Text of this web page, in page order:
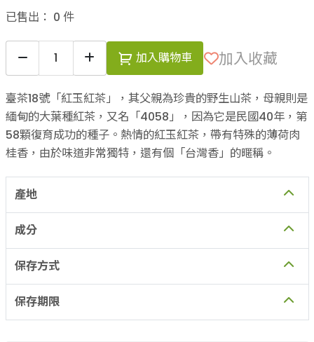
已售出： 0 件
加入購物車 加入收藏
臺茶18號「紅玉紅茶」，其父親為珍貴的野生山茶，母親則是
緬甸的大葉種紅茶，又名「4058」，因為它是民國40年，第
58顆復育成功的種子。熱情的紅玉紅茶，帶有特殊的薄荷肉
桂香，由於味道非常獨特，還有個「台灣香」的暱稱。
產地
成分
保存方式
保存期限